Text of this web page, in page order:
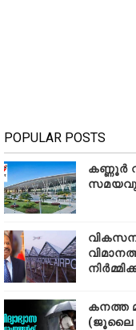
POPULAR POSTS
കണ്ണൂർ
കനത്ത
(ജൂലൈ